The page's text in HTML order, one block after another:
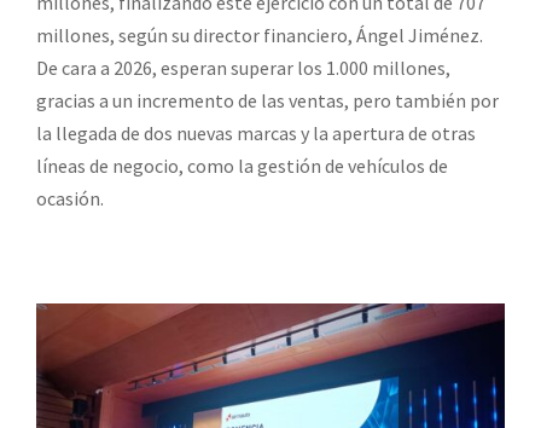
millones, según su director financiero, Ángel Jiménez.
De cara a 2026, esperan superar los 1.000 millones,
gracias a un incremento de las ventas, pero también por
la llegada de dos nuevas marcas y la apertura de otras
líneas de negocio, como la gestión de vehículos de
ocasión.